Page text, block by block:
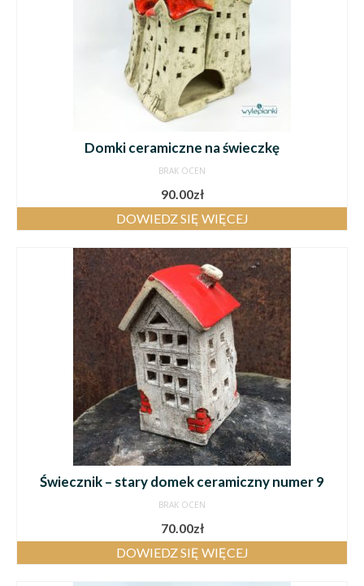
Domki ceramiczne na świeczkę
BRAK OCEN
90.00zł
DOWIEDZ SIĘ WIĘCEJ
Świecznik – stary domek ceramiczny numer 9
BRAK OCEN
70.00zł
DOWIEDZ SIĘ WIĘCEJ